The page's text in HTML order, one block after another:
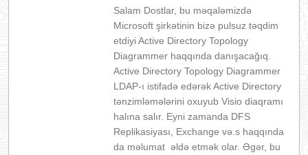
Salam Dostlar, bu məqaləmizdə
Microsoft şirkətinin bizə pulsuz təqdim
etdiyi Active Directory Topology
Diagrammer haqqında danışacağıq.
Active Directory Topology Diagrammer
LDAP-ı istifadə edərək Active Directory
tənzimləmələrini oxuyub Visio diaqramı
halına salır. Eyni zamanda DFS
Replikasiyası, Exchange və.s haqqında
da məlumat əldə etmək olar. Əgər, bu